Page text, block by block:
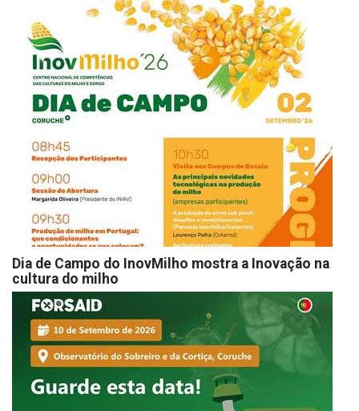
Dia de Campo do InovMilho mostra a Inovação na
cultura do milho